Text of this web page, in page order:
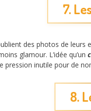
7.
des photos de
glamour. L’idée qu’un
inutile pour de
8.